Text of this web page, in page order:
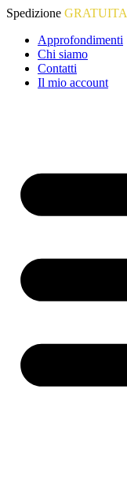
Vai
contenuto
Spedizione GRATUITA
Approfondimenti
Chi siamo
Contatti
Il mio account